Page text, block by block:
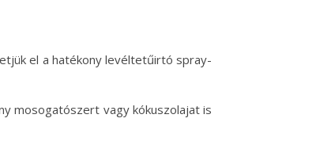
el a hatékony levéltetűirtó spray-
mosogatószert vagy kókuszolajat is